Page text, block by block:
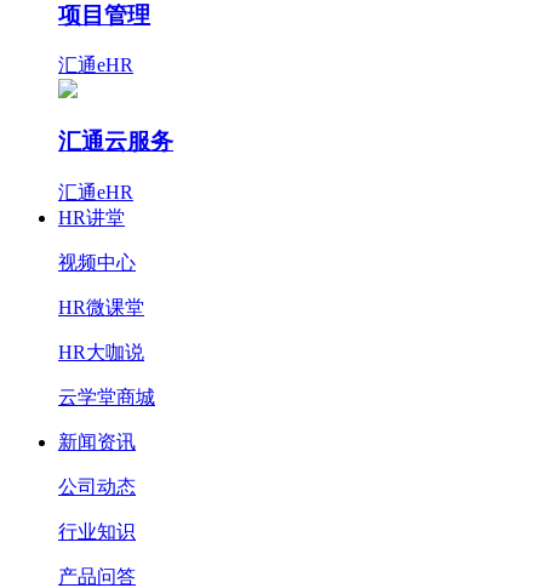
项目管理
汇通eHR
汇通云服务
汇通eHR
HR讲堂
视频中心
HR微课堂
HR大咖说
云学堂商城
新闻资讯
公司动态
行业知识
产品问答